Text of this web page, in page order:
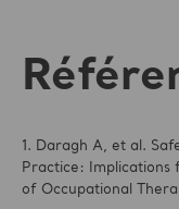
1. Daragh A, et al.
Practice: Implications
of Occupational